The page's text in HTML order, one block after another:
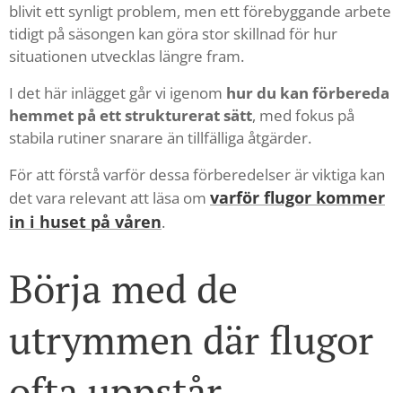
blivit ett synligt problem, men ett förebyggande arbete
tidigt på säsongen kan göra stor skillnad för hur
situationen utvecklas längre fram.
I det här inlägget går vi igenom hur du kan förbereda
hemmet på ett strukturerat sätt, med fokus på
stabila rutiner snarare än tillfälliga åtgärder.
För att förstå varför dessa förberedelser är viktiga kan
det vara relevant att läsa om varför flugor kommer
in i huset på våren.
Börja med de
utrymmen där flugor